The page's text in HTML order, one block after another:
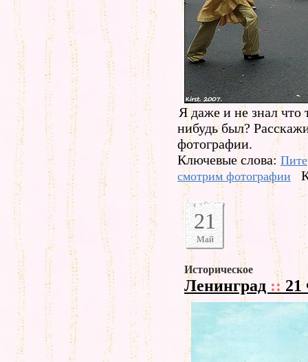
Я даже и не знал что
нибудь был?
фотографии.
Ключевые слова:
смотрим фотографии
21
Май
Историческое
Ленинград ::21